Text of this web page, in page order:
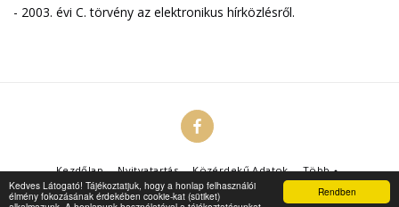
Rendben
Kedves Látogató! Tájékoztatjuk, hogy a honlap felhasználói
élmény fokozásának érdekében cookie-kat (sütiket)
- 2003. évi C. törvény az elektronikus hírközlésről.
Kezdőlap Nyitvatartás Közérdekű Adatok Több
Copyright © 2026 Minden jog fenntartva -Pesterzsébeti Piac és Vásárcsarnok